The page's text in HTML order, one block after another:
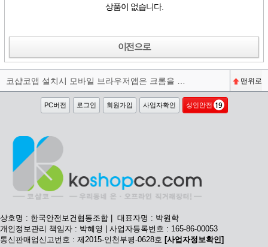
상품이 없습니다.
이전으로
맨위로
PC버전 로그인 회원가입 사업자확인 성인안전
상호명 : 한국안전보건협동조합 | 대표자명 : 박원학
개인정보관리 책임자 : 박혜영 | 사업자등록번호 : 165-86-00053
통신판매업신고번호 : 제2015-인천부평-0628호 [사업자정보확인]